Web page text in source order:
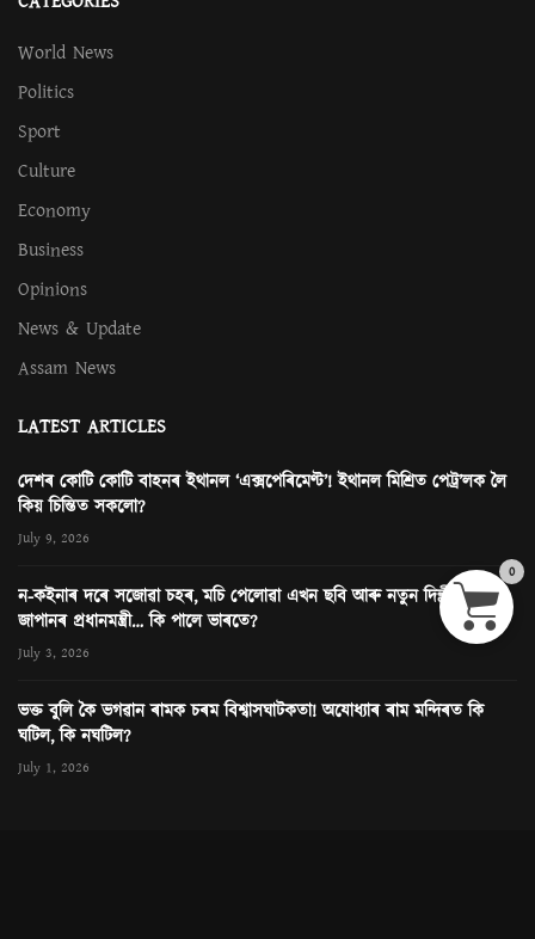
World News
Politics
Sport
Culture
Economy
Business
Opinions
News & Update
Assam News
LATEST ARTICLES
দেশৰ কোটি কোটি বাহনৰ ইথানল ‘এক্সপেৰিমেণ্ট’! ইথানল মিশ্ৰিত পেট্ৰ’লক লৈ
কিয় চিন্তিত সকলো?
July 9, 2026
ন-কইনাৰ দৰে সজোৱা চহৰ, মচি পেলোৱা এখন ছবি আৰু নতুন দিল্লীত
জাপানৰ প্ৰধানমন্ত্ৰী… কি পালে ভাৰতে?
July 3, 2026
ভক্ত বুলি কৈ ভগৱান ৰামক চৰম বিশ্বাসঘাটকতা! অযোধ্যাৰ ৰাম মন্দিৰত কি
ঘটিল, কি নঘটিল?
July 1, 2026
0